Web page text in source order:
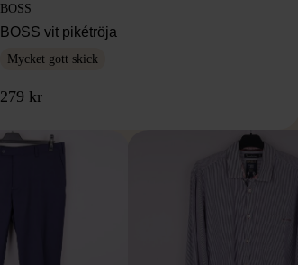
BOSS
BOSS vit pikétröja
Mycket gott skick
279 kr